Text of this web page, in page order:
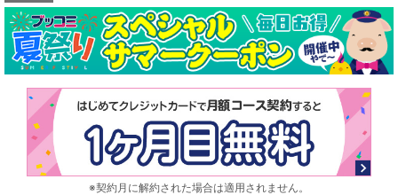
※契約月に解約された場合は適用されません。